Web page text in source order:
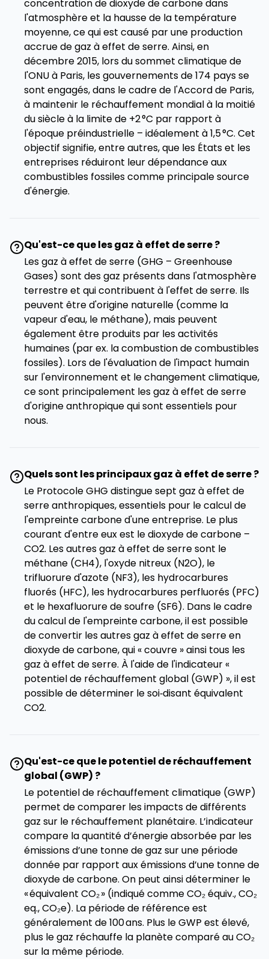
concentration de dioxyde de carbone dans
l'atmosphère et la hausse de la température
moyenne, ce qui est causé par une production
accrue de gaz à effet de serre. Ainsi, en
décembre 2015, lors du sommet climatique de
l'ONU à Paris, les gouvernements de 174 pays se
sont engagés, dans le cadre de l'Accord de Paris,
à maintenir le réchauffement mondial à la moitié
du siècle à la limite de +2 °C par rapport à
l'époque préindustrielle – idéalement à 1,5 °C. Cet
objectif signifie, entre autres, que les États et les
entreprises réduiront leur dépendance aux
combustibles fossiles comme principale source
d'énergie.
Qu'est-ce que les gaz à effet de serre ?
Les gaz à effet de serre (GHG – Greenhouse
Gases) sont des gaz présents dans l'atmosphère
terrestre et qui contribuent à l'effet de serre. Ils
peuvent être d'origine naturelle (comme la
vapeur d'eau, le méthane), mais peuvent
également être produits par les activités
humaines (par ex. la combustion de combustibles
fossiles). Lors de l'évaluation de l'impact humain
sur l'environnement et le changement climatique,
ce sont principalement les gaz à effet de serre
d'origine anthropique qui sont essentiels pour
nous.
Quels sont les principaux gaz à effet de serre ?
Le Protocole GHG distingue sept gaz à effet de
serre anthropiques, essentiels pour le calcul de
l'empreinte carbone d'une entreprise. Le plus
courant d'entre eux est le dioxyde de carbone –
CO2. Les autres gaz à effet de serre sont le
méthane (CH4), l'oxyde nitreux (N2O), le
trifluorure d'azote (NF3), les hydrocarbures
fluorés (HFC), les hydrocarbures perfluorés (PFC)
et le hexafluorure de soufre (SF6). Dans le cadre
du calcul de l'empreinte carbone, il est possible
de convertir les autres gaz à effet de serre en
dioxyde de carbone, qui « couvre » ainsi tous les
gaz à effet de serre. À l'aide de l'indicateur «
potentiel de réchauffement global (GWP) », il est
possible de déterminer le soi‑disant équivalent
CO2.
Qu'est-ce que le potentiel de réchauffement
global (GWP) ?
Le potentiel de réchauffement climatique (GWP)
permet de comparer les impacts de différents
gaz sur le réchauffement planétaire. L’indicateur
compare la quantité d’énergie absorbée par les
émissions d’une tonne de gaz sur une période
donnée par rapport aux émissions d’une tonne de
dioxyde de carbone. On peut ainsi déterminer le
« équivalent CO₂ » (indiqué comme CO₂ équiv., CO₂
eq., CO₂e). La période de référence est
généralement de 100 ans. Plus le GWP est élevé,
plus le gaz réchauffe la planète comparé au CO₂
sur la même période.